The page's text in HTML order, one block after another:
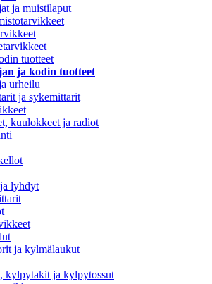
ja muistilaput
tuotteet
ja kodin tuotteet
urheilu
ja sykemittarit
kuulokkeet ja radiot
lyhdyt
ja kylmälaukut
kylpytakit ja kylpytossut